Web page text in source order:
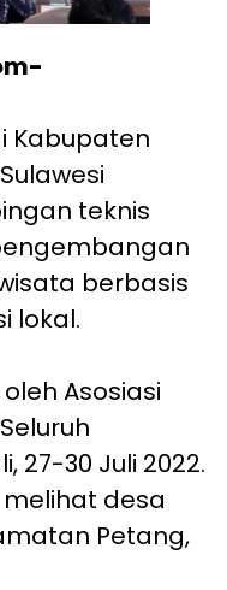
Kabupaten
teknis
berbasis
lokal.
Asosiasi
27-30 Juli 2022.
desa
Petang,